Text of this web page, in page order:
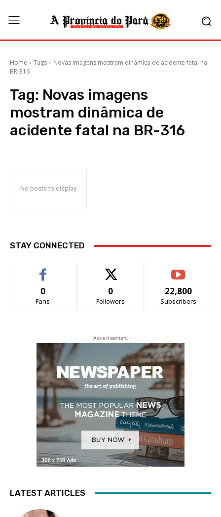
Home Tags
Novas imagens mostram dinâmica de acidente fatal na
BR-316
Tag: Novas imagens
mostram dinâmica de
acidente fatal na BR-316
No posts to display
STAY CONNECTED
0
Fans
0
Followers
22,800
Subscribers
- Advertisement -
LATEST ARTICLES